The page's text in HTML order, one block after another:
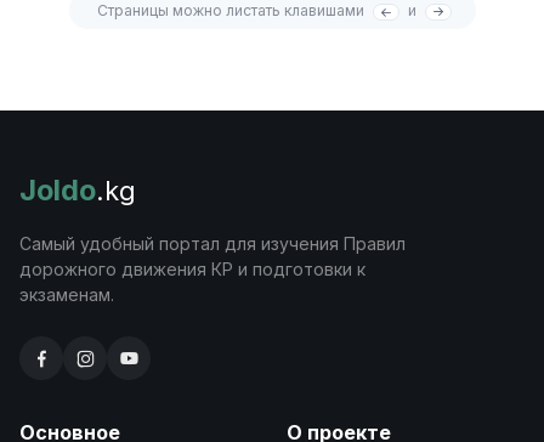
Страницы можно листать клавишами и
Joldo.kg
Самый удобный портал для изучения Правил
дорожного движения КР и подготовки к
экзаменам.
Основное О проекте